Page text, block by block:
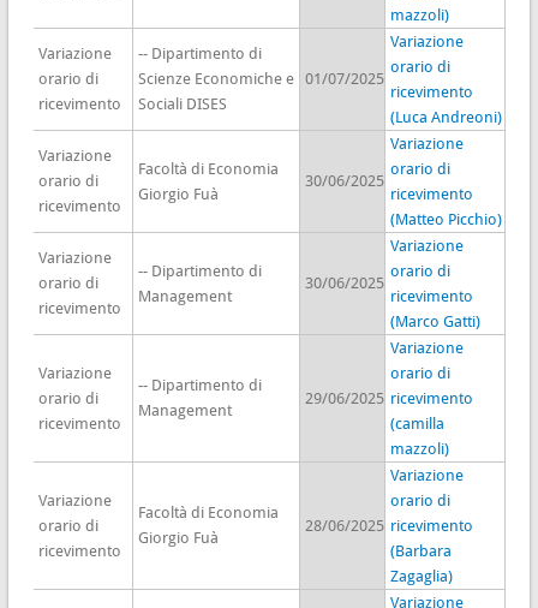
mazzoli)
Variazione
orario di
ricevimento
-- Dipartimento di
Scienze Economiche e
Sociali DISES
01/07/2025
Variazione
orario di
ricevimento
(Luca Andreoni)
Variazione
orario di
ricevimento
Facoltà di Economia
Giorgio Fuà
30/06/2025
Variazione
orario di
ricevimento
(Matteo Picchio)
Variazione
orario di
ricevimento
-- Dipartimento di
Management
30/06/2025
Variazione
orario di
ricevimento
(Marco Gatti)
Variazione
orario di
ricevimento
-- Dipartimento di
Management
29/06/2025
Variazione
orario di
ricevimento
(camilla
mazzoli)
Variazione
orario di
ricevimento
Facoltà di Economia
Giorgio Fuà
28/06/2025
Variazione
orario di
ricevimento
(Barbara
Zagaglia)
Variazione